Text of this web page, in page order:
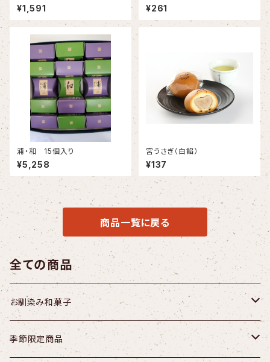
¥1,591 ¥261
浦・和 15個入り
¥5,258
宮うさぎ（白餡）
¥137
商品一覧に戻る
全ての商品
お馴染み和菓子
どらやき
季節限定商品